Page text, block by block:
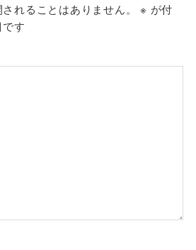
れることはありません。 ※ が付
す